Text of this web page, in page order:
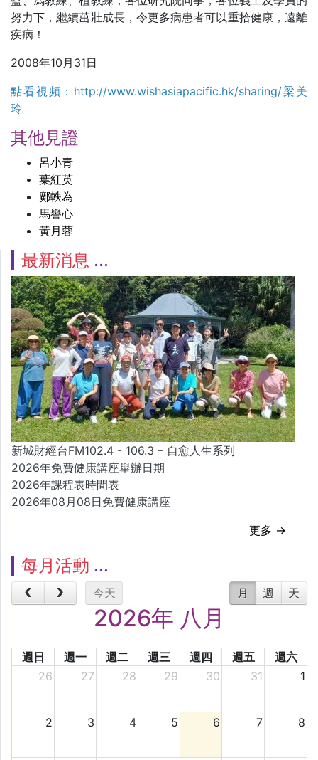
努力下，繼續茁壯成長，令更多病患者可以重拾健康，遠離
疾病！
2008年10月31日
點看視頻： http://www.wishasiapacific.hk/sharing/梁美
玲
其他見證
呂小青
葉紅英
鄺軼為
馬譽心
黃月蓉
最新消息
新城財經台FM102.4 - 106.3 – 自愈人生系列
2026年免費健康講座舉辦日期
2026年課程表時間表
2026年08月08日免費健康講座
更多 →
每月活動
今天 月 週 天
2026年 八月
週日 週一 週二 週三 週四 週五
週六
26
27 28 29 30 31 1
2 3 4 5 6 7 8